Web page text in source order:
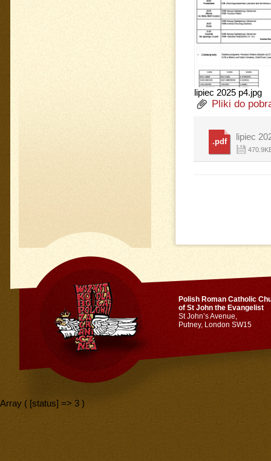
lipiec 2025 p4.jpg
Pliki do
.pdf lipiec
Polish Roman Catholic
of St John the Evangelist
St John’s Avenue,
Putney, London SW15
Array ( [status] => 3 )